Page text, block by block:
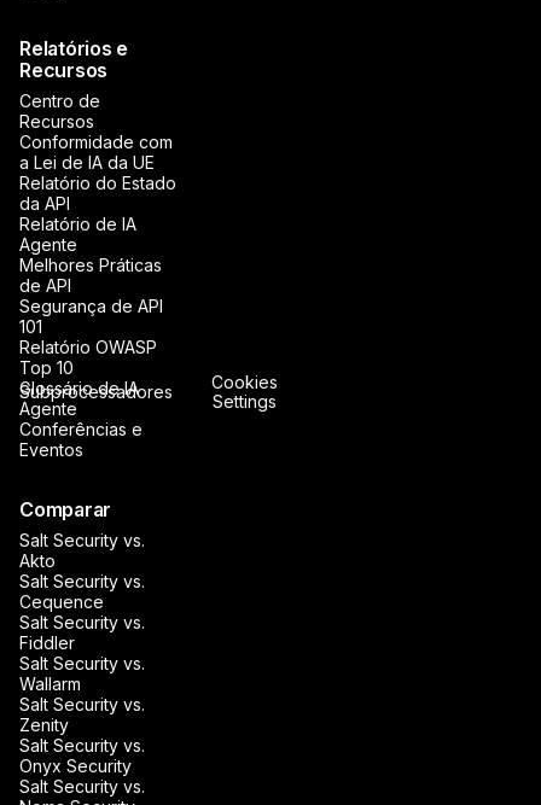
Relatórios e
Recursos
Centro de
Recursos
Conformidade com
a Lei de IA da UE
Relatório do Estado
da API
Relatório de IA
Agente
Melhores Práticas
de API
Segurança de API
101
Relatório OWASP
Top 10
Glossário de IA
Agente
Conferências e
Eventos
Comparar
Salt Security vs.
Akto
Salt Security vs.
Cequence
Salt Security vs.
Fiddler
Salt Security vs.
Wallarm
Salt Security vs.
Zenity
Salt Security vs.
Onyx Security
Salt Security vs.
Subprocessadores
Cookies
Settings